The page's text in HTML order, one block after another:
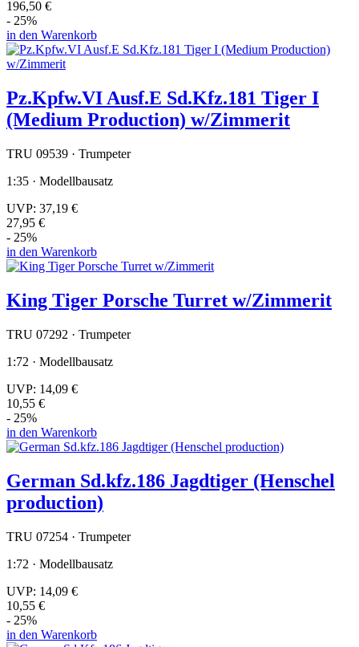
196,50 €
- 25%
in den Warenkorb
Pz.Kpfw.VI Ausf.E Sd.Kfz.181 Tiger I
(Medium Production) w/Zimmerit
TRU 09539 · Trumpeter
1:35 · Modellbausatz
UVP: 37,19 €
27,95 €
- 25%
in den Warenkorb
King Tiger Porsche Turret w/Zimmerit
TRU 07292 · Trumpeter
1:72 · Modellbausatz
UVP: 14,09 €
10,55 €
- 25%
in den Warenkorb
German Sd.kfz.186 Jagdtiger (Henschel
production)
TRU 07254 · Trumpeter
1:72 · Modellbausatz
UVP: 14,09 €
10,55 €
- 25%
in den Warenkorb